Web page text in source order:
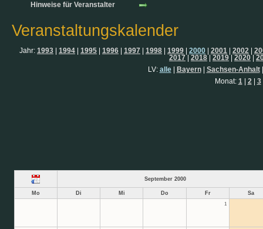
Hinweise für Veranstalter
Veranstaltungskalender
Jahr: 1993 1994 1995 1996 1997 1998 1999 2000 2001 2002
2017
2018 2019 2020
LV: alle| Bayern| Sachsen-Anhalt
Monat: 1 2 3
September 2000
Mo Di Mi Do Fr Sa
1